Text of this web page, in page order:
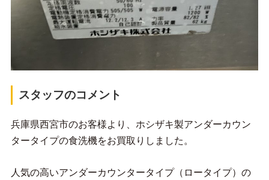
スタッフのコメント
兵庫県西宮市のお客様より、ホシザキ製アンダーカウン
タータイプの食洗機をお買取りしました。
人気の高いアンダーカウンタータイプ（ロータイプ）の